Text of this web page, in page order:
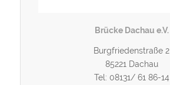
Brücke Dachau e.V.
Burgfriedenstraße 2
85221 Dachau
Tel: 08131/ 61 86-14